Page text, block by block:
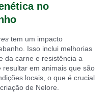
no
tem um impacto
Isso inclui melhorias
da carne e resistência a
resultar em animais que são
locais, o que é crucial
de Nelore.